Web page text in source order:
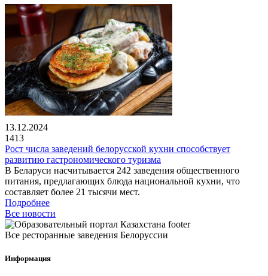
13.12.2024
1413
Рост числа заведений белорусской кухни способствует
развитию гастрономического туризма
В Беларуси насчитывается 242 заведения общественного
питания, предлагающих блюда национальной кухни, что
составляет более 21 тысячи мест.
Подробнее
Все новости
Все ресторанные заведения Белоруссии
Информация